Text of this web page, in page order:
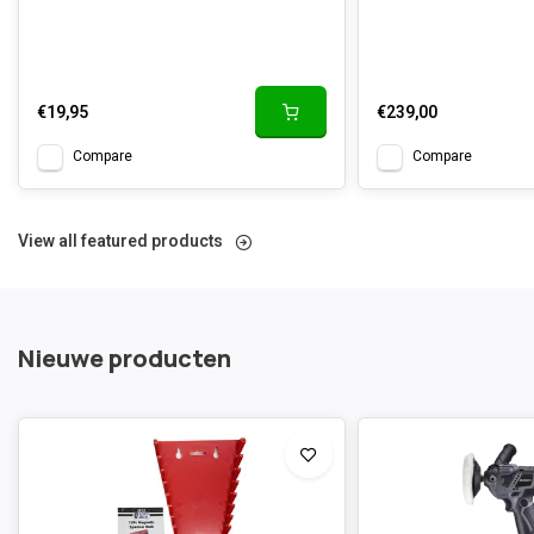
€19,95
Compare
€239,00
Compare
View all featured products
Nieuwe producten